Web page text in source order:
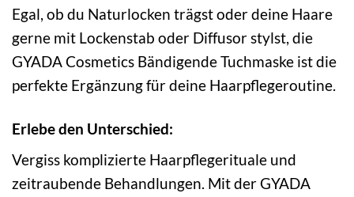
Egal, ob du Naturlocken trägst oder deine Haare
gerne mit Lockenstab oder Diffusor stylst, die
GYADA Cosmetics Bändigende Tuchmaske ist die
perfekte Ergänzung für deine Haarpflegeroutine.
Erlebe den Unterschied:
Vergiss komplizierte Haarpflegerituale und
zeitraubende Behandlungen. Mit der GYADA